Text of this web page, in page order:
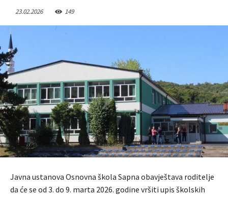
23.02.2026 149
Javna ustanova Osnovna škola Sapna obavještava roditelje
da će se od 3. do 9. marta 2026. godine vršiti upis školskih